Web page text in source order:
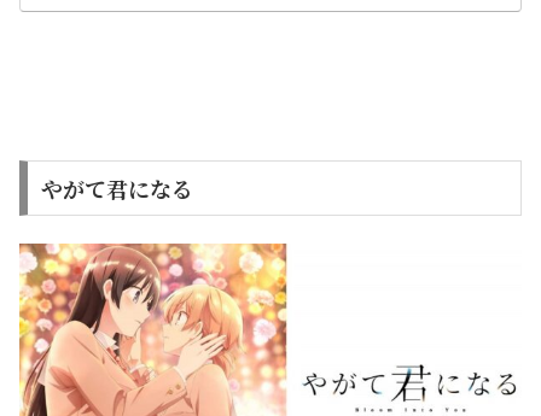
やがて君になる